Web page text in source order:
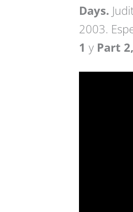
Days.
2003.
1 y Part 2,